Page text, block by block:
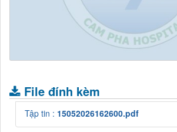
File đính kèm
Tập tin : 15052026162600.pdf